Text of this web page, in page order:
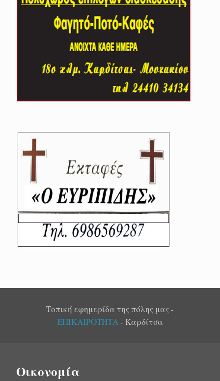
Τοπική εφημερίδα της πόλης μας -
ΕΠΙΚΑΙΡΟΤΗΤΑ- Καρδίτσα
Οικονομία